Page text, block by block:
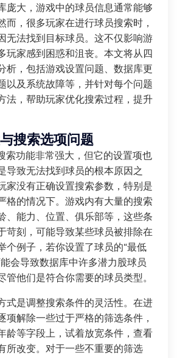
庞大，游戏中的球员信息通常能够
而，很多玩家在进行球员搜索时，
无法找到目标球员。这不仅影响游
玩家感到困惑和沮丧。本文将从四
析，包括游戏设置问题、数据库更
以及系统故障等，并针对每个问题
法，帮助玩家优化搜索过程，提升
搜索选项问题
索功能非常强大，但它的设置项也
导致无法找到球员的根本原因之
家没有正确设置搜索参数，特别是
格的情况下。游戏内有大量的搜索
、能力、位置、俱乐部等，这些条
苛刻，可能导致某些球员被排除在
个例子，若你设置了球员的“最低
会导致数据库中许多潜力股球员
管他们是符合你需要的球员类型。
式是调整搜索条件的灵活性。在进
项解除一些过于严格的筛选条件，
龄等字段上，试着放宽条件，查看
所改变。对于一些不重要的筛选